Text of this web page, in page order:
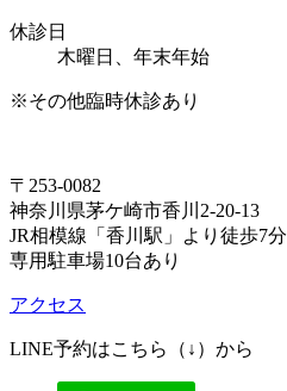
休診日
木曜日、年末年始
※その他臨時休診あり
〒253-0082
神奈川県茅ケ崎市香川2-20-13
JR相模線「香川駅」より徒歩7分
専用駐車場10台あり
アクセス
LINE予約はこちら（↓）から